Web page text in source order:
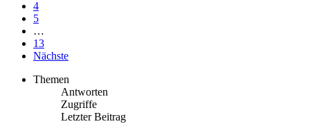
4
5
…
13
Nächste
Themen
Antworten
Zugriffe
Letzter Beitrag